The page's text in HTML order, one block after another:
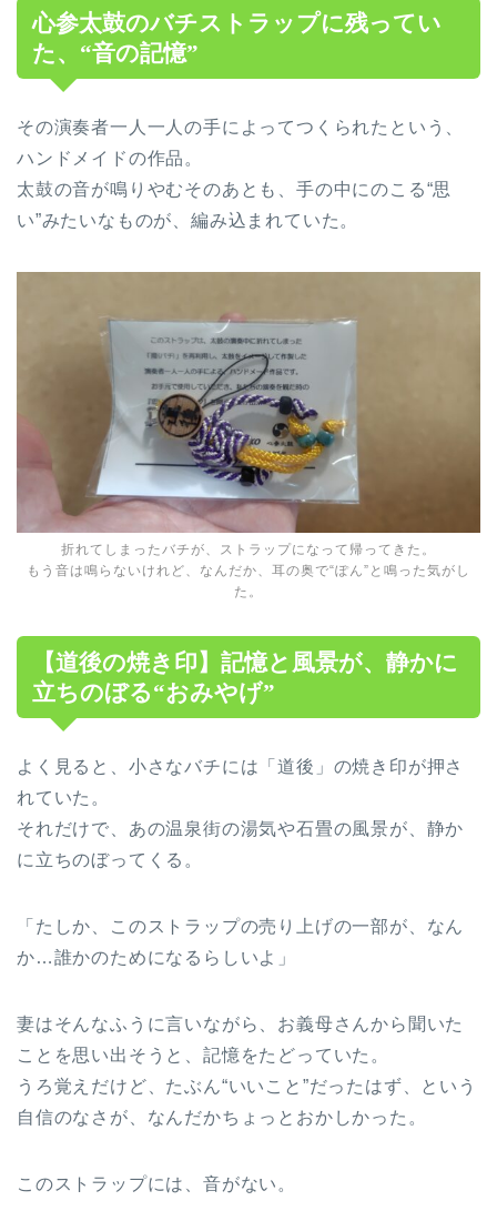
心参太鼓のバチストラップに残ってい
た、“音の記憶”
その演奏者一人一人の手によってつくられたという、
ハンドメイドの作品。
太鼓の音が鳴りやむそのあとも、手の中にのこる“思
い”みたいなものが、編み込まれていた。
折れてしまったバチが、ストラップになって帰ってきた。
もう音は鳴らないけれど、なんだか、耳の奥で“ぽん”と鳴った気がし
た。
【道後の焼き印】記憶と風景が、静かに
立ちのぼる“おみやげ”
よく見ると、小さなバチには「道後」の焼き印が押さ
れていた。
それだけで、あの温泉街の湯気や石畳の風景が、静か
に立ちのぼってくる。
「たしか、このストラップの売り上げの一部が、なん
か…誰かのためになるらしいよ」
妻はそんなふうに言いながら、お義母さんから聞いた
ことを思い出そうと、記憶をたどっていた。
うろ覚えだけど、たぶん“いいこと”だったはず、という
自信のなさが、なんだかちょっとおかしかった。
このストラップには、音がない。